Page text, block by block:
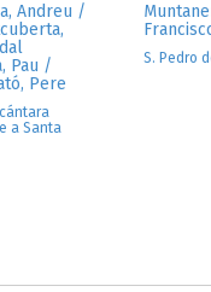
Andreu /
Pau /
Pere
a Santa
S. Pedro